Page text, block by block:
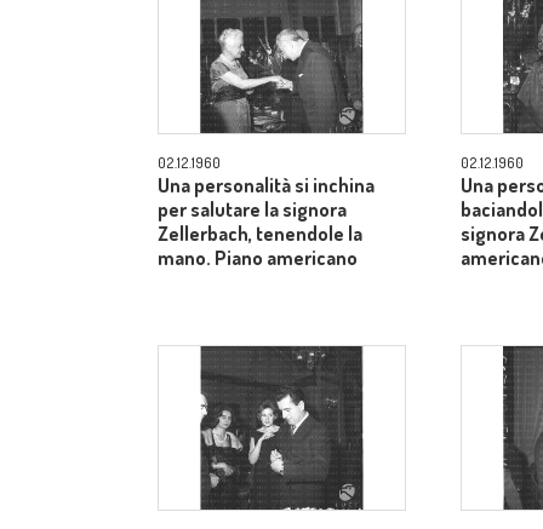
02.12.1960
Una personalità si inchina
per salutare la signora
Zellerbach, tenendole la
mano. Piano americano
02.12.1960
Una
signora